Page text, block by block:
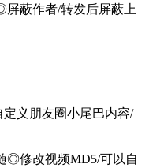
蔽作者/转发后屏蔽上
义朋友圈小尾巴内容/
◎修改视频MD5/可以自